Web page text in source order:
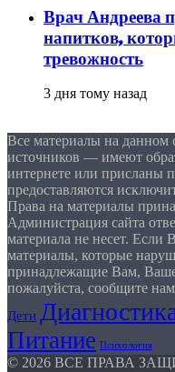
Врач Андреева
напитков,
тревожность
3 дня тому назад
Все материалы на данном
источников — имеют
интернете или присланы
предоставляются
Права на материалы
Администрация сайта
материала не несет.
материалы, которые
принадлежащие Вам,
пожалуйста, сообщите
Дети
Питание Психология
© 2026 ВСЕ ПРАВА